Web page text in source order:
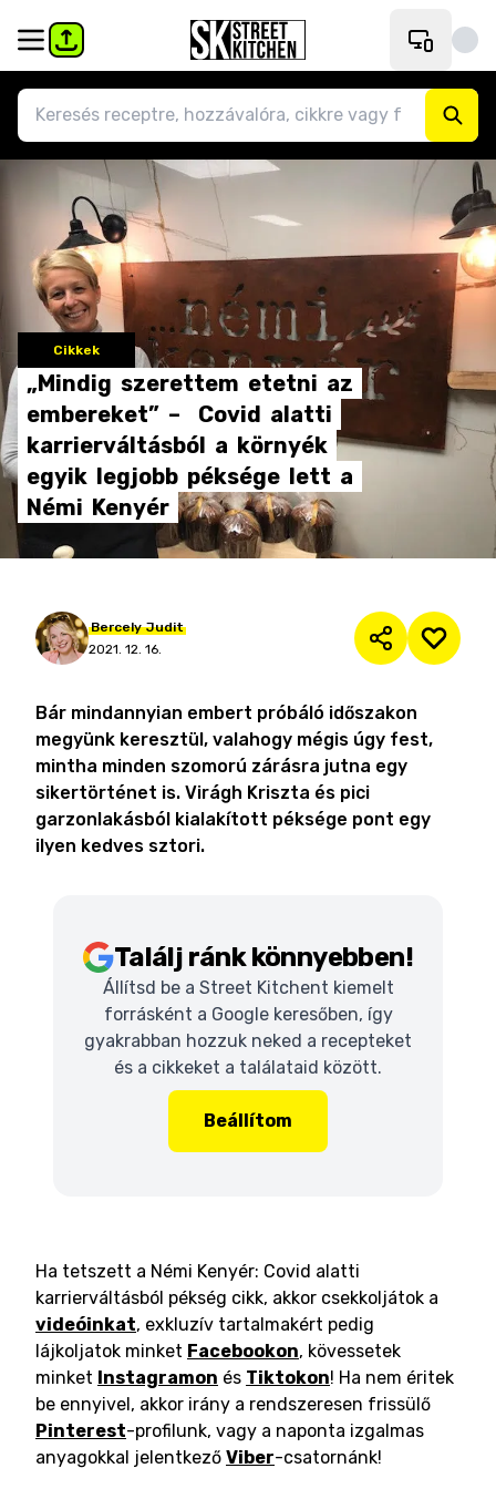
Cikkek
„Mindig szerettem etetni az
embereket” – Covid alatti
karrierváltásból a környék
egyik legjobb péksége lett a
Némi Kenyér
Bercely Judit
2021. 12. 16.
Bár mindannyian embert próbáló időszakon
megyünk keresztül, valahogy mégis úgy fest,
mintha minden szomorú zárásra jutna egy
sikertörténet is. Virágh Kriszta és pici
garzonlakásból kialakított péksége pont egy
ilyen kedves sztori.
Találj ránk könnyebben!
Állítsd be a Street Kitchent kiemelt
forrásként a Google keresőben, így
gyakrabban hozzuk neked a recepteket
és a cikkeket a találataid között.
Beállítom
Ha tetszett a Némi Kenyér: Covid alatti
karrierváltásból pékség cikk, akkor csekkoljátok a
videóinkat, exkluzív tartalmakért pedig
lájkoljatok minket Facebookon, kövessetek
minket Instagramon és Tiktokon! Ha nem éritek
be ennyivel, akkor irány a rendszeresen frissülő
Pinterest-profilunk, vagy a naponta izgalmas
anyagokkal jelentkező Viber-csatornánk!